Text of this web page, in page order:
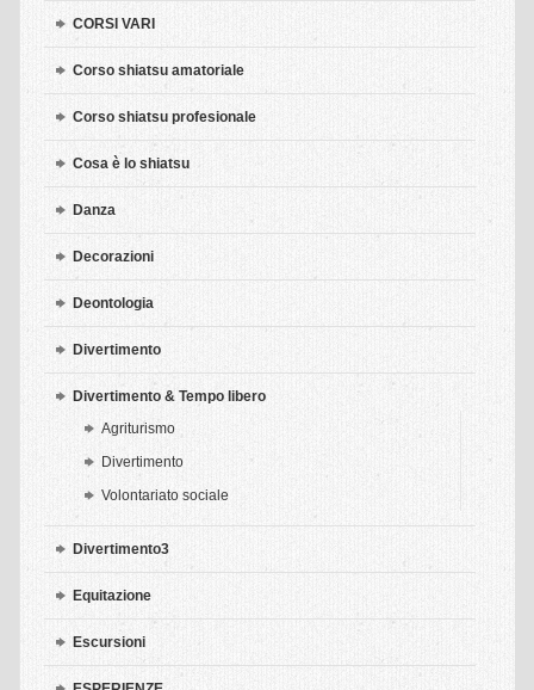
Tai Chi Galleria
YOGA
Yoga Presentazioni
Yoga Corsi
Yoga Insegnante
Yoga Galleria
Stretching dei Meridiani
Escursioni Guidate al Parco di Monza
INFO
Contatti
Chi Siamo
Corretto comportamento informatico
CORSI VARI
Corso shiatsu amatoriale
Corso shiatsu profesionale
Cosa è lo shiatsu
Danza
Decorazioni
Deontologia
Divertimento
Divertimento & Tempo libero
Agriturismo
Divertimento
Volontariato sociale
Divertimento3
Equitazione
Escursioni